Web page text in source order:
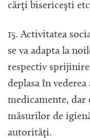
cărţi bisericeşti
15. Activitatea
se va adapta la
respectiv
deplasa în
medicamente,
măsurilor de
autorităţi.